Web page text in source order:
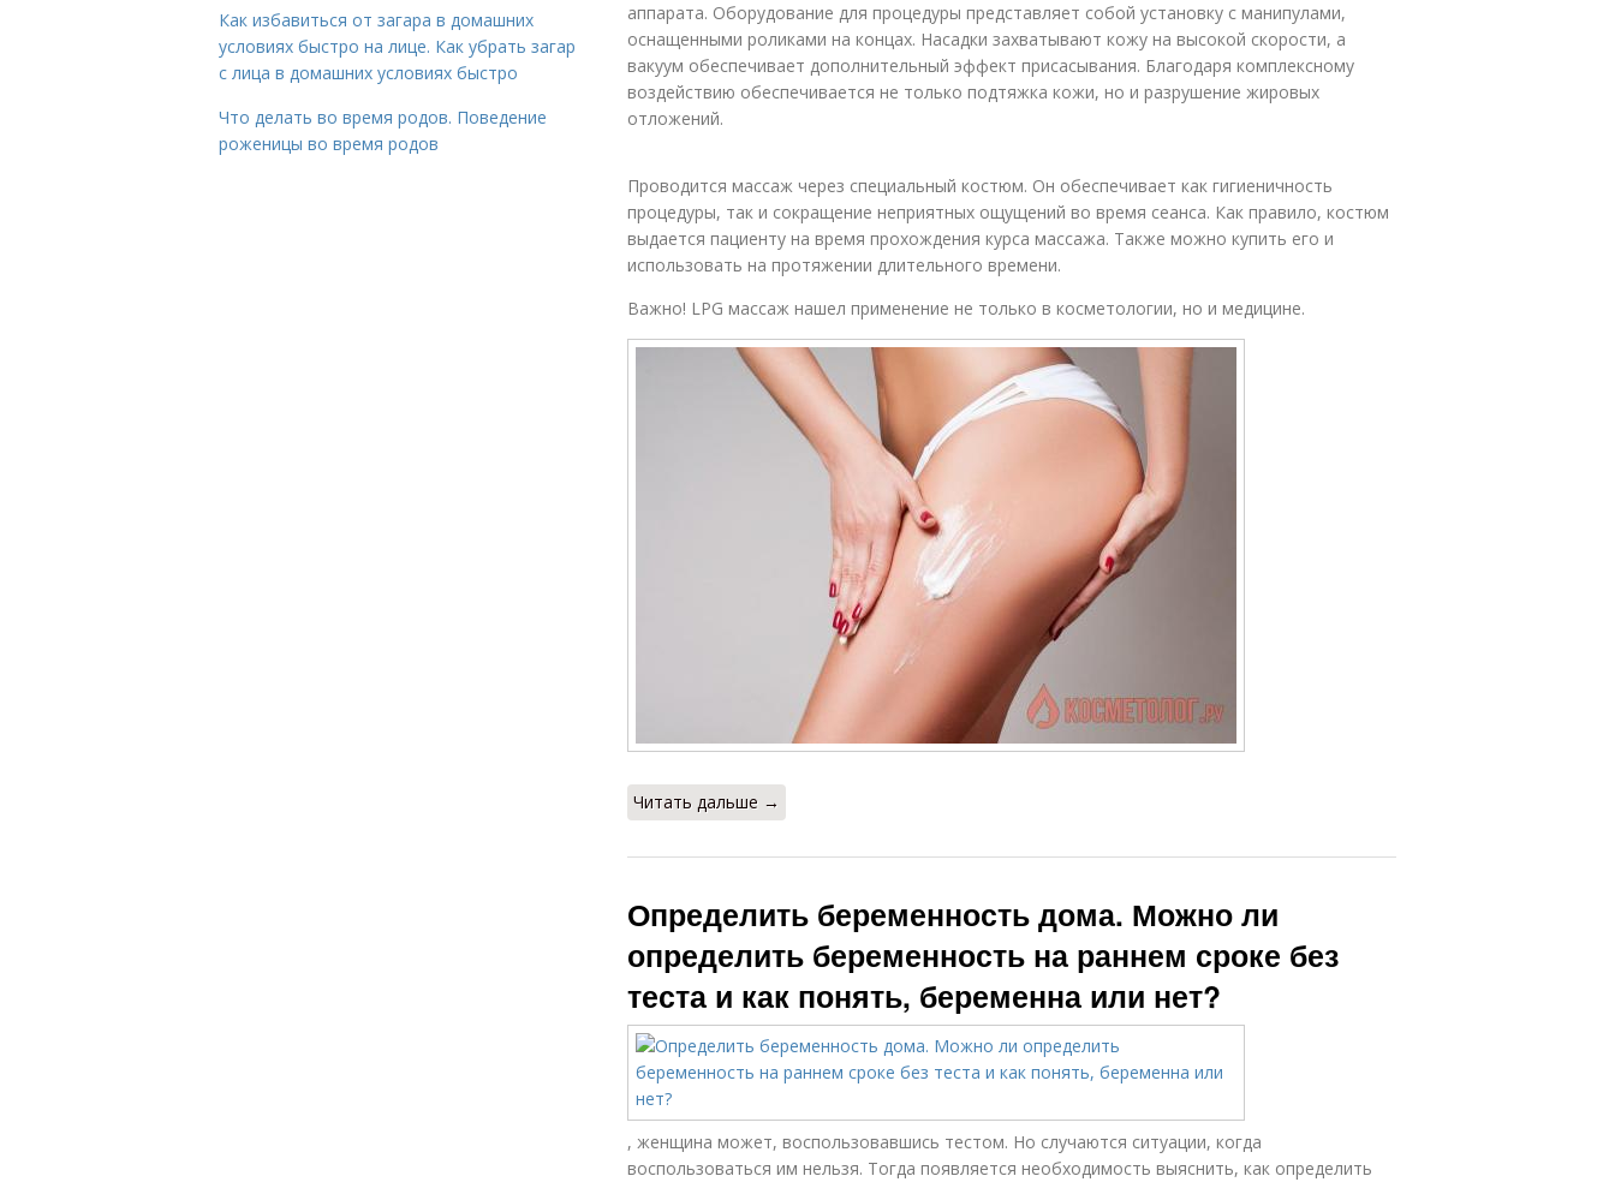
аппарата. Оборудование для процедуры представляет собой установку с манипулами,
оснащенными роликами на концах. Насадки захватывают кожу на высокой скорости, а
вакуум обеспечивает дополнительный эффект присасывания. Благодаря комплексному
воздействию обеспечивается не только подтяжка кожи, но и разрушение жировых
отложений.
Проводится массаж через специальный костюм. Он обеспечивает как гигиеничность
процедуры, так и сокращение неприятных ощущений во время сеанса. Как правило, костюм
выдается пациенту на время прохождения курса массажа. Также можно купить его и
использовать на протяжении длительного времени.
Важно! LPG массаж нашел применение не только в косметологии, но и медицине.
Читать дальше →
Определить беременность дома. Можно ли
определить беременность на раннем сроке без
теста и как понять, беременна или нет?
, женщина может, воспользовавшись тестом. Но случаются ситуации, когда
воспользоваться им нельзя. Тогда появляется необходимость выяснить, как определить
Как избавиться от загара в домашних
условиях быстро на лице. Как убрать загар
с лица в домашних условиях быстро
Что делать во время родов. Поведение
роженицы во время родов